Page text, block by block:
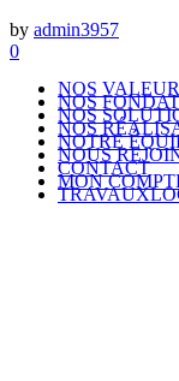
by admin3957
0
NOS
NOS
NOS
NOS
NOTRE
NOUS
CONTACT
MON